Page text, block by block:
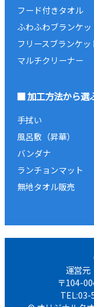
フード付きタオル
ふわふわブランケッ
フリースブランケッ
マルチクリーナー
加工方法から選
手拭い
風呂敷（昇華）
バンダナ
ランチョンマット
無地タオル販売
運営元
〒104-
TEL:03-